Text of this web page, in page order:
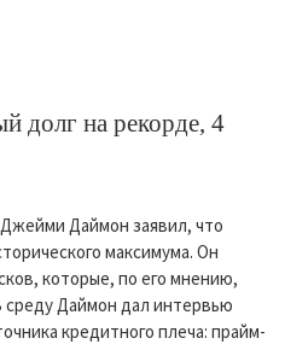
долг на рекорде, 4
Даймон заявил, что
максимума. Он
которые, по его мнению,
Даймон дал интервью
кредитного плеча: прайм-